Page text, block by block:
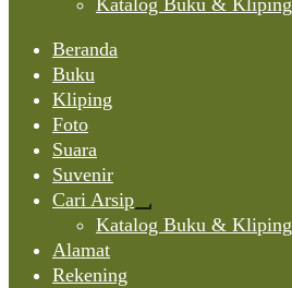
Katalog Buku & Kliping
Beranda
Buku
Kliping
Foto
Suara
Suvenir
Cari Arsip
Expand
child
Katalog Buku & Kliping
Alamat
Rekening